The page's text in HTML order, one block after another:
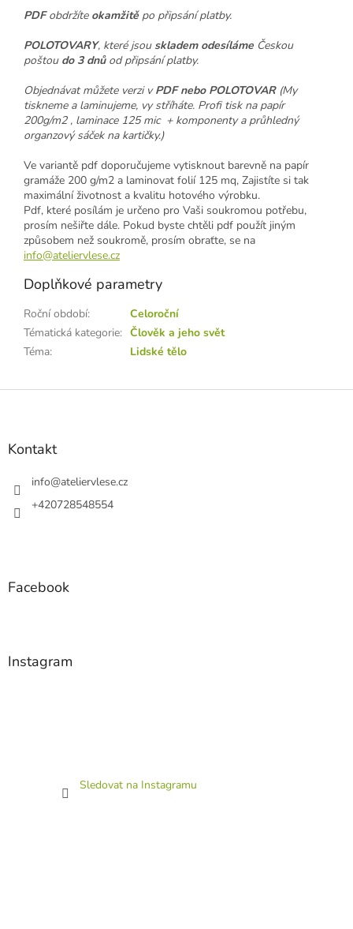
PDFobdržíteokamžitěpo připsání platby.
POLOTOVARY, které jsou skladem odesíláme Českou
poštoudo 3 dnůod připsání platby.
Objednávat můžete verzi vPDF nebo POLOTOVAR (My
tiskneme a laminujeme, vy stříháte. Profi tisk na papír
200g/m2 , laminace 125 mic + komponenty a průhledný
organzový sáček na kartičky.)
Ve variantě pdf doporučujeme vytisknout barevně na papír
gramáže 200 g/m2 a laminovat folií 125 mq, Zajistíte si tak
maximální životnost a kvalitu hotového výrobku.
Pdf, které posílám je určeno pro Vaši soukromou potřebu,
prosím nešiřte dále. Pokud byste chtěli pdf použít jiným
způsobem než soukromě, prosím obraťte, se na
info@ateliervlese.cz
Doplňkové parametry
Roční období:
Celoroční
Tématická kategorie: Člověk a jeho svět
Téma: Lidské tělo
Z
Kontakt
info@ateliervlese.cz
+420728548554
Facebook
Instagram
Sledovat na Instagramu